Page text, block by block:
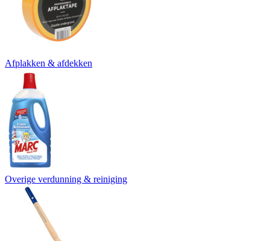
Afplakken & afdekken
Overige verdunning & reiniging